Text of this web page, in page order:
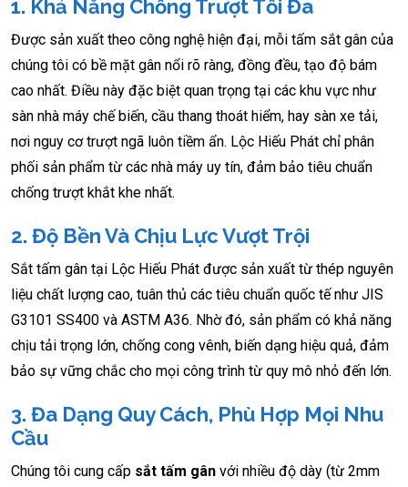
1. Khả Năng Chống Trượt Tối Đa
Được sản xuất theo công nghệ hiện đại, mỗi tấm sắt gân của
chúng tôi có bề mặt gân nổi rõ ràng, đồng đều, tạo độ bám
cao nhất. Điều này đặc biệt quan trọng tại các khu vực như
sàn nhà máy chế biến, cầu thang thoát hiểm, hay sàn xe tải,
nơi nguy cơ trượt ngã luôn tiềm ẩn. Lộc Hiếu Phát chỉ phân
phối sản phẩm từ các nhà máy uy tín, đảm bảo tiêu chuẩn
chống trượt khắt khe nhất.
2. Độ Bền Và Chịu Lực Vượt Trội
Sắt tấm gân tại Lộc Hiếu Phát được sản xuất từ thép nguyên
liệu chất lượng cao, tuân thủ các tiêu chuẩn quốc tế như JIS
G3101 SS400 và ASTM A36. Nhờ đó, sản phẩm có khả năng
chịu tải trọng lớn, chống cong vênh, biến dạng hiệu quả, đảm
bảo sự vững chắc cho mọi công trình từ quy mô nhỏ đến lớn.
3. Đa Dạng Quy Cách, Phù Hợp Mọi Nhu
Cầu
Chúng tôi cung cấp sắt tấm gân với nhiều độ dày (từ 2mm